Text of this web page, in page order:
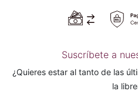
Suscríbete a
¿Quieres estar al tanto de las
la